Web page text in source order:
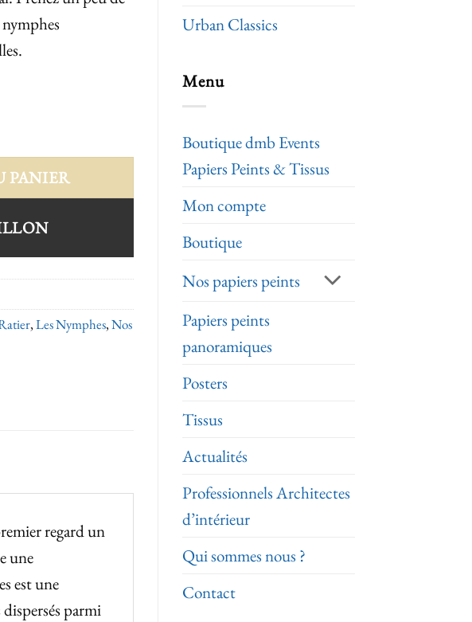
Urban Classics
Menu
Boutique dmb Events
Papiers Peints & Tissus
Mon compte
Boutique
Nos papiers peints
Papiers peints
panoramiques
Posters
Tissus
Actualités
Professionnels Architectes
d’intérieur
Qui sommes nous ?
Contact
PANIER
,Les Nymphes,Nos
regard un
une
est une
parmi